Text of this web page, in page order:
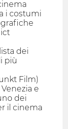
i costumi
dei
più
Film)
e
dei
il cinema